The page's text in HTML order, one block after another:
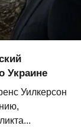
Украине
Уилкерсон